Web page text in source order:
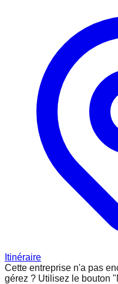
Itinéraire
Cette entreprise n'a pas
gérez ? Utilisez le bouton